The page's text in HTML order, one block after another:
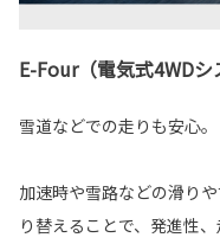
E-Four（電気式4WDシ
雪道などでの走りも安心。
加速時や雪路などの滑り
り替えることで、発進性